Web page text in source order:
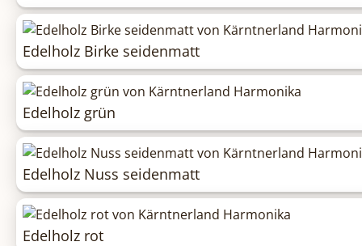
Edelholz Birke seidenmatt
Edelholz grün
Edelholz Nuss seidenmatt
Edelholz rot